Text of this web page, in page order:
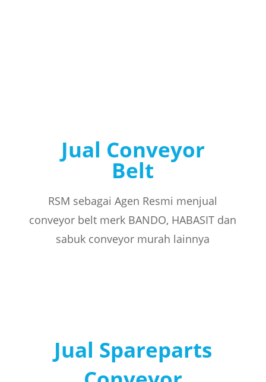
Jual Conveyor
Belt
RSM sebagai Agen Resmi menjual
conveyor belt merk BANDO, HABASIT dan
sabuk conveyor murah lainnya
Jual Spareparts